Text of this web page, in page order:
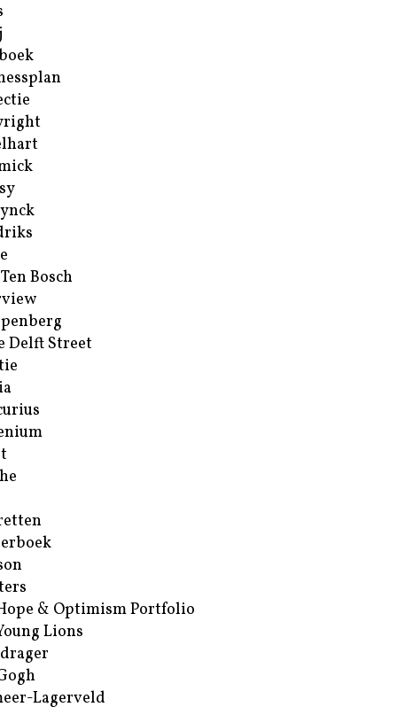
Bosch
Delft Street
& Optimism Portfolio
Lions
Lagerveld